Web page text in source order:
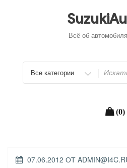
Всё об
Искать
(0)
ОПУБЛИКОВАНО
07.06.2012 ОТ